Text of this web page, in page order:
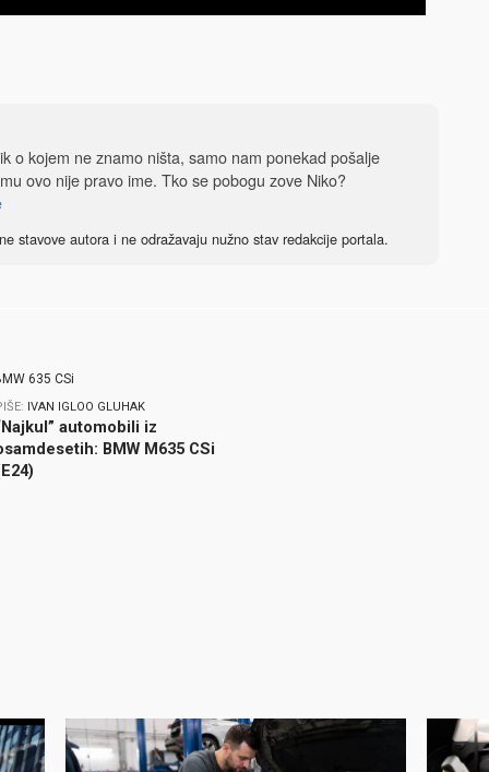
o kojem ne znamo ništa, samo nam ponekad pošalje
ovo nije pravo ime. Tko se pobogu zove Niko?
stavove autora i ne odražavaju nužno stav redakcije portala.
IVAN IGLOO GLUHAK
automobili iz
BMW M635 CSi